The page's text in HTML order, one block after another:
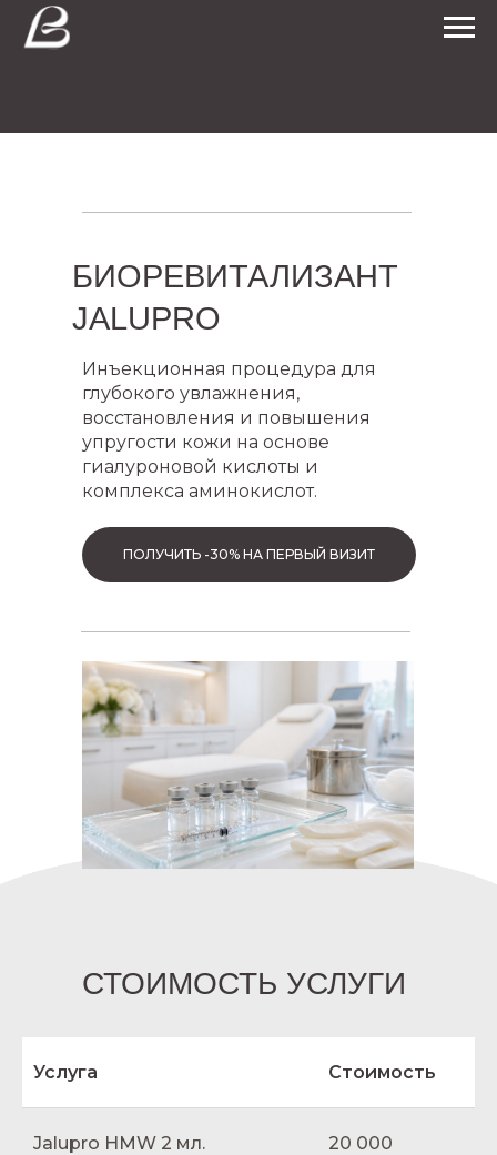
БИОРЕВИТАЛИЗАНТ
JALUPRO
Инъекционная процедура для
глубокого увлажнения,
восстановления и повышения
упругости кожи на основе
гиалуроновой кислоты и
комплекса аминокислот.
ПОЛУЧИТЬ -30% НА ПЕРВЫЙ ВИЗИТ
СТОИМОСТЬ УСЛУГИ
Услуга Стоимость
Jalupro HMW 2 мл. 20 000